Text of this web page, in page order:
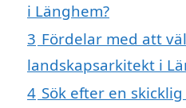
i Länghem?
3 Fördelar med att
landskapsarkitekt i
4 Sök efter en